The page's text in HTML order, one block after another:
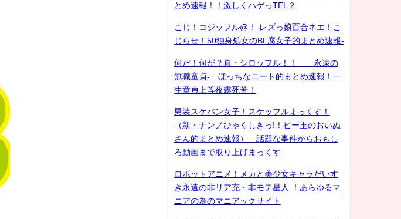
とめ速報！！激しくハゲっTEL？
こじ！コジッフル@！-レズっ娘百合ネエ！こ
じらせ！50独身処女のBL腐女子的まとめ速報-
何だ！何が？真・シロッフル！！ 永遠の
無職童貞- ぼっちなニート的まとめ速報！一
生童貞上等夜露死苦！
男装スケバン女子！スケッフルまっくす！
（新・ナンノひゃくしきっ!！ビー玉のおいぬ
さん的まとめ速報） 話題な事件からおもし
ろ動画まで取り上げまっくす
ロボットアニメ！メカと美少女キャラだいす
き永遠の非リア充・非モテ星人 ！あらゆるマ
ニアの為のマニアックサイト